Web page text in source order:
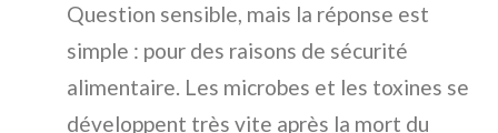
Question sensible, mais la réponse est
simple : pour des raisons de sécurité
alimentaire. Les microbes et les toxines se
développent très vite après la mort du